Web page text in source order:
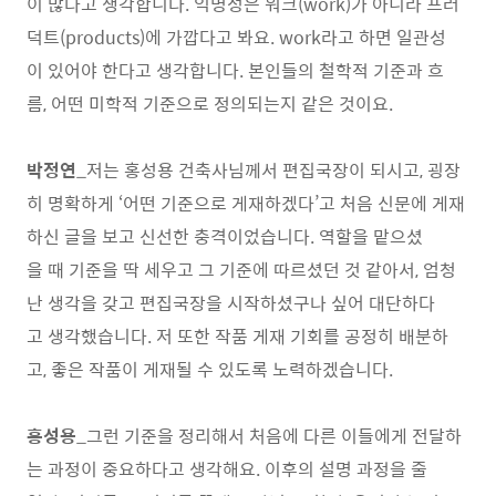
덕트(products)에 가깝다고 봐요. work라고 하면 일관성
이 있어야 한다고 생각합니다. 본인들의 철학적 기준과 흐
름, 어떤 미학적 기준으로 정의되는지 같은 것이요.
박정연_저는 홍성용 건축사님께서 편집국장이 되시고, 굉장
히 명확하게 ‘어떤 기준으로 게재하겠다’고 처음 신문에 게재
하신 글을 보고 신선한 충격이었습니다. 역할을 맡으셨
을 때 기준을 딱 세우고 그 기준에 따르셨던 것 같아서, 엄청
난 생각을 갖고 편집국장을 시작하셨구나 싶어 대단하다
고 생각했습니다. 저 또한 작품 게재 기회를 공정히 배분하
고, 좋은 작품이 게재될 수 있도록 노력하겠습니다.
홍성용_그런 기준을 정리해서 처음에 다른 이들에게 전달하
는 과정이 중요하다고 생각해요. 이후의 설명 과정을 줄